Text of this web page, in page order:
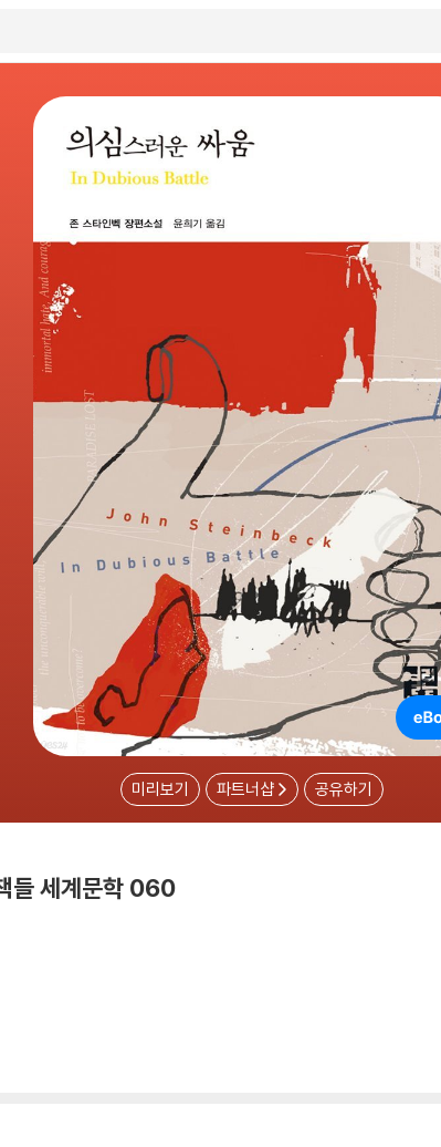
미리보기 파트너샵 공유하기
들 세계문학 060